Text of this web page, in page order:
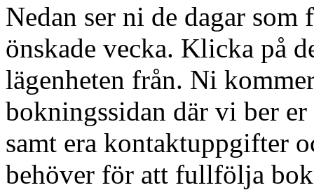
Nedan ser ni de dagar
önskade vecka. Klicka på
lägenheten från. Ni
bokningssidan där vi ber
samt era kontaktuppgifter
behöver för att fullfölja